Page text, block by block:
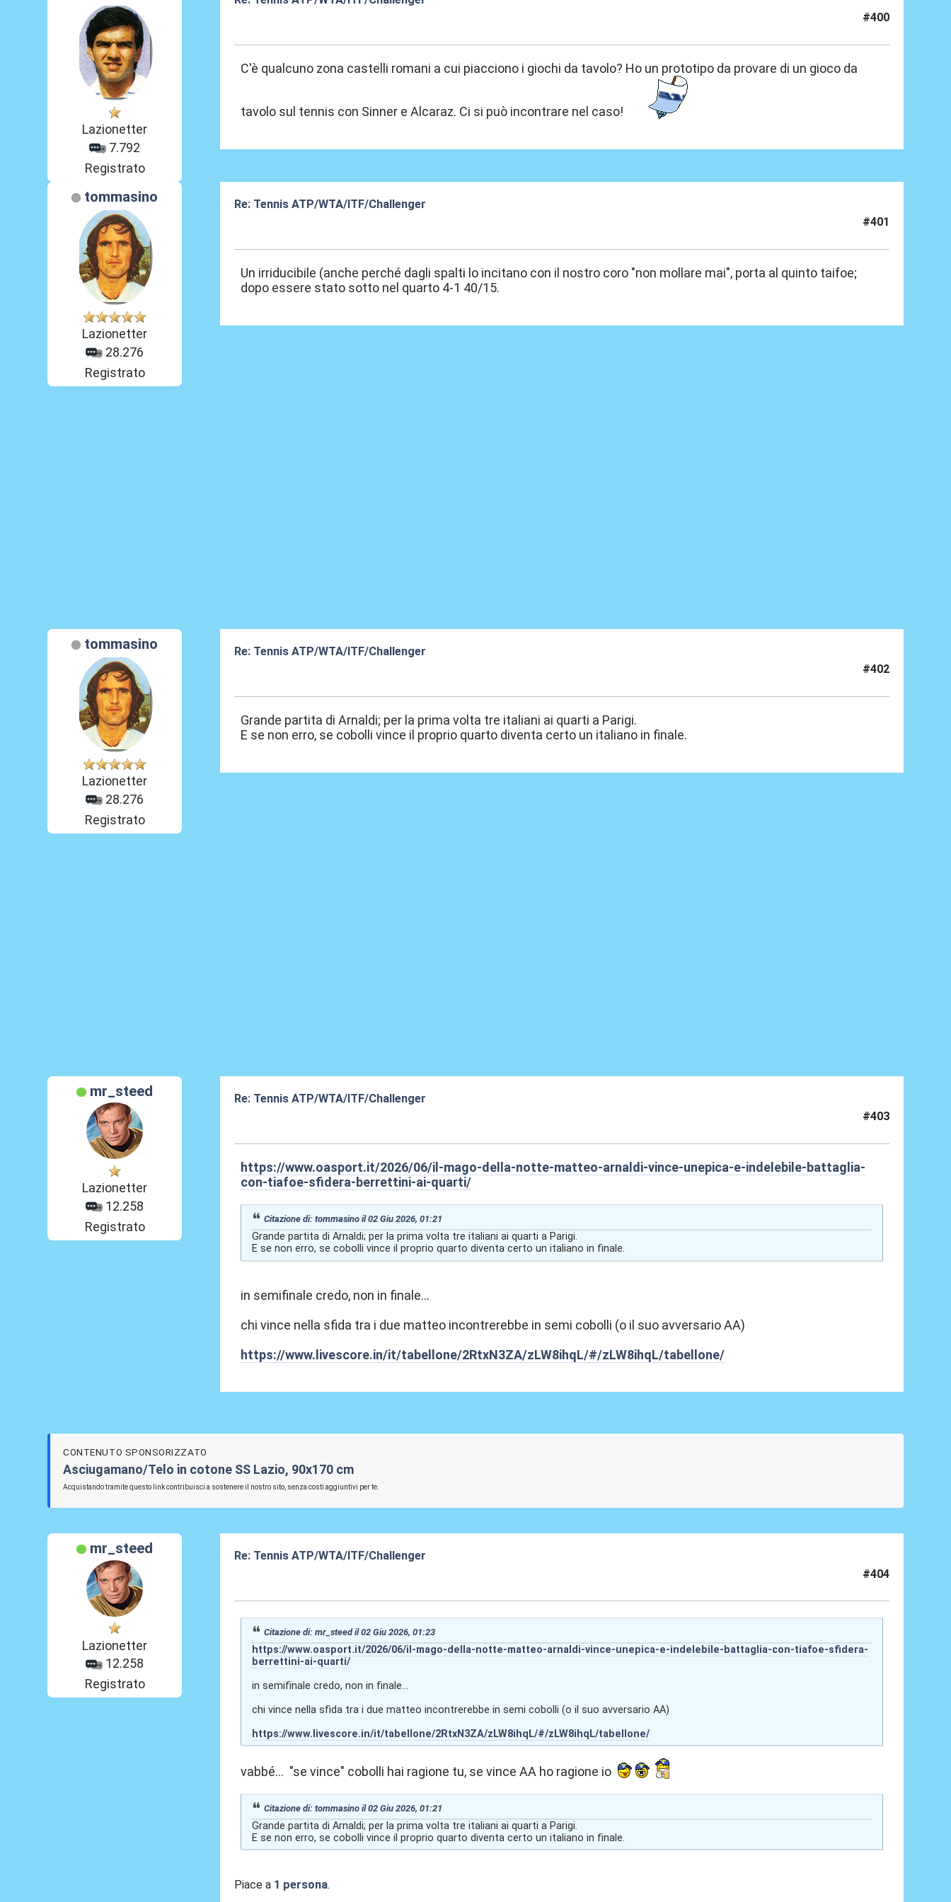
Lazionetter
7.792
Registrato
#400
C'è qualcuno zona castelli romani a cui piacciono i giochi da tavolo? Ho un prototipo da provare di un gioco da
tavolo sul tennis con Sinner e Alcaraz. Ci si può incontrare nel caso!
tommasino
Lazionetter
28.276
Registrato
Re: Tennis ATP/WTA/ITF/Challenger
#401
Un irriducibile (anche perché dagli spalti lo incitano con il nostro coro "non mollare mai", porta al quinto taifoe;
dopo essere stato sotto nel quarto 4-1 40/15.
tommasino
Lazionetter
28.276
Registrato
Re: Tennis ATP/WTA/ITF/Challenger
#402
Grande partita di Arnaldi; per la prima volta tre italiani ai quarti a Parigi.
E se non erro, se cobolli vince il proprio quarto diventa certo un italiano in finale.
mr_steed
Lazionetter
12.258
Registrato
Re: Tennis ATP/WTA/ITF/Challenger
#403
https://www.oasport.it/2026/06/il-mago-della-notte-matteo-arnaldi-vince-unepica-e-indelebile-battaglia-
con-tiafoe-sfidera-berrettini-ai-quarti/
Citazione di: tommasino il 02 Giu 2026, 01:21
Grande partita di Arnaldi; per la prima volta tre italiani ai quarti a Parigi.
E se non erro, se cobolli vince il proprio quarto diventa certo un italiano in finale.
in semifinale credo, non in finale...
chi vince nella sfida tra i due matteo incontrerebbe in semi cobolli (o il suo avversario AA)
https://www.livescore.in/it/tabellone/2RtxN3ZA/zLW8ihqL/#/zLW8ihqL/tabellone/
CONTENUTO SPONSORIZZATO
Asciugamano/Telo in cotone SS Lazio, 90x170 cm
Acquistando tramite questo link contribuisci a sostenere il nostro sito, senza costi aggiuntivi per te.
mr_steed
Lazionetter
12.258
Registrato
Re: Tennis ATP/WTA/ITF/Challenger
#404
Citazione di: mr_steed il 02 Giu 2026, 01:23
https://www.oasport.it/2026/06/il-mago-della-notte-matteo-arnaldi-vince-unepica-e-indelebile-battaglia-con-tiafoe-sfidera-
berrettini-ai-quarti/
in semifinale credo, non in finale...
chi vince nella sfida tra i due matteo incontrerebbe in semi cobolli (o il suo avversario AA)
https://www.livescore.in/it/tabellone/2RtxN3ZA/zLW8ihqL/#/zLW8ihqL/tabellone/
vabbé... "se vince" cobolli hai ragione tu, se vince AA ho ragione io
Citazione di: tommasino il 02 Giu 2026, 01:21
Grande partita di Arnaldi; per la prima volta tre italiani ai quarti a Parigi.
E se non erro, se cobolli vince il proprio quarto diventa certo un italiano in finale.
Piace a 1 persona.